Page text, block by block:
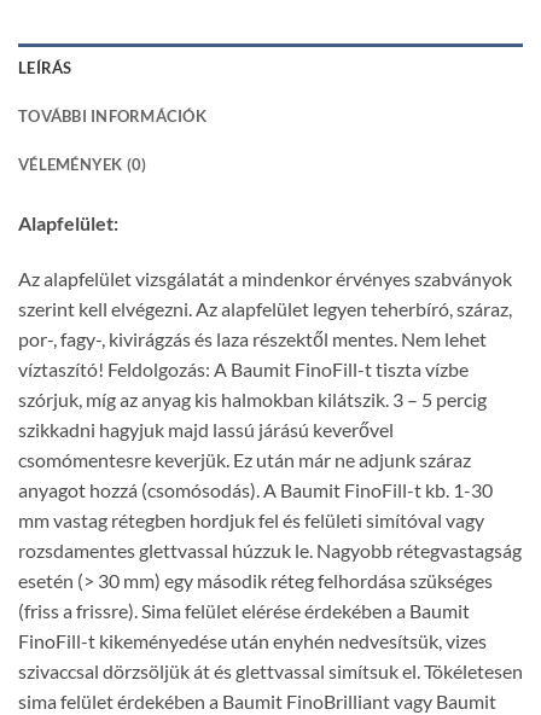
LEÍRÁS
TOVÁBBI INFORMÁCIÓK
VÉLEMÉNYEK (0)
Alapfelület:
Az alapfelület vizsgálatát a mindenkor érvényes szabványok
szerint kell elvégezni. Az alapfelület legyen teherbíró, száraz,
por-, fagy-, kivirágzás és laza részektől mentes. Nem lehet
víztaszító! Feldolgozás: A Baumit FinoFill-t tiszta vízbe
szórjuk, míg az anyag kis halmokban kilátszik. 3 – 5 percig
szikkadni hagyjuk majd lassú járású keverővel
csomómentesre keverjük. Ez után már ne adjunk száraz
anyagot hozzá (csomósodás). A Baumit FinoFill-t kb. 1-30
mm vastag rétegben hordjuk fel és felületi simítóval vagy
rozsdamentes glettvassal húzzuk le. Nagyobb rétegvastagság
esetén (> 30 mm) egy második réteg felhordása szükséges
(friss a frissre). Sima felület elérése érdekében a Baumit
FinoFill-t kikeményedése után enyhén nedvesítsük, vizes
szivaccsal dörzsöljük át és glettvassal simítsuk el. Tökéletesen
sima felület érdekében a Baumit FinoBrilliant vagy Baumit